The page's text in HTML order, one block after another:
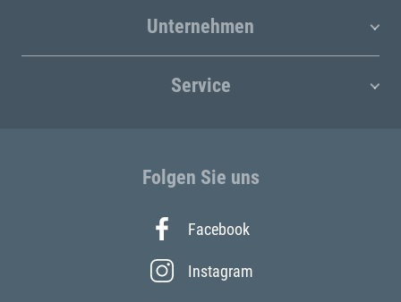
Unternehmen
Service
Folgen Sie uns
Facebook
Instagram